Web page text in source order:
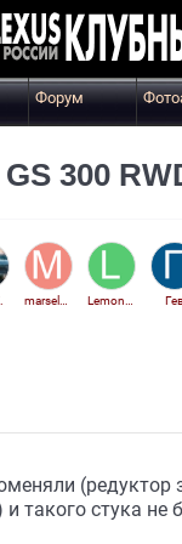
Форум
300
(редуктор
такого стука не